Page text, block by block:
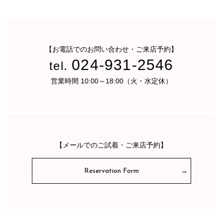
【お電話でのお問い合わせ・ご来店予約】
tel. 024-931-2546
営業時間 10:00～18:00（火・水定休）
【メールでのご試着・ご来店予約】
Reservation Form